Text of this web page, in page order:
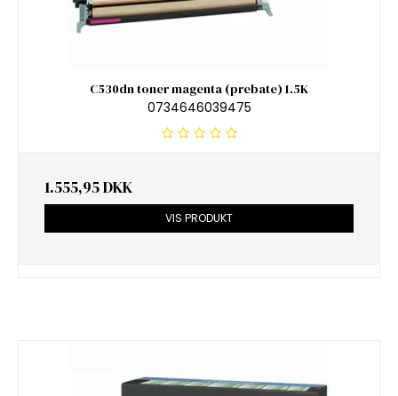
C530dn toner magenta (prebate) 1.5K
0734646039475
1.555,95 DKK
VIS PRODUKT